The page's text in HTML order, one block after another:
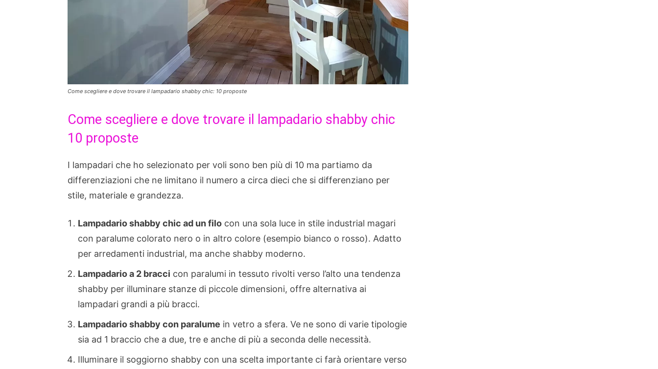
Come scegliere e dove trovare il lampadario shabby chic: 10 proposte
Come scegliere e dove trovare il lampadario shabby chic
10 proposte
I lampadari che ho selezionato per voli sono ben più di 10 ma partiamo da
differenziazioni che ne limitano il numero a circa dieci che si differenziano per
stile, materiale e grandezza.
Lampadario shabby chic ad un filo con una sola luce in stile industrial magari
con paralume colorato nero o in altro colore (esempio bianco o rosso). Adatto
per arredamenti industrial, ma anche shabby moderno.
Lampadario a 2 bracci con paralumi in tessuto rivolti verso l’alto una tendenza
shabby per illuminare stanze di piccole dimensioni, offre alternativa ai
lampadari grandi a più bracci.
Lampadario shabby con paralume in vetro a sfera. Ve ne sono di varie tipologie
sia ad 1 braccio che a due, tre e anche di più a seconda delle necessità.
Illuminare il soggiorno shabby con una scelta importante ci farà orientare verso